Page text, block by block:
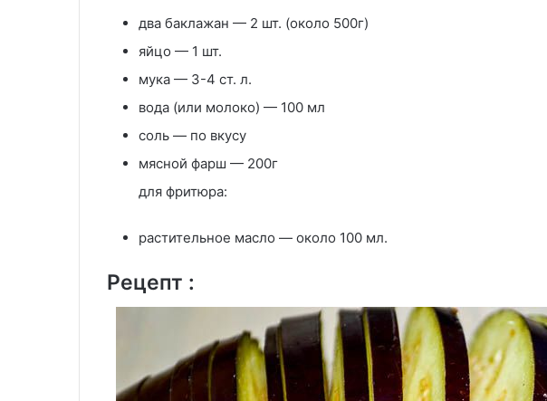
два баклажан — 2 шт. (около 500г)
яйцо — 1 шт.
мука — 3-4 ст. л.
вода (или молоко) — 100 мл
соль — по вкусу
мясной фарш — 200г
для фритюра:
растительное масло — около 100 мл.
Рецепт :